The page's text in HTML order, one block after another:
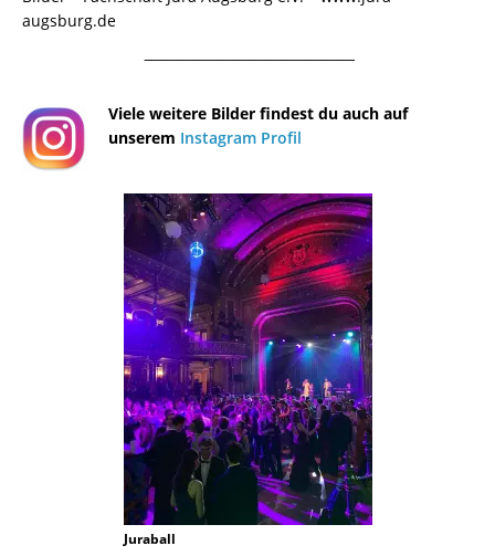
augsburg.de
¯¯¯¯¯¯¯¯¯¯¯¯¯¯¯¯¯¯¯¯¯¯¯¯¯¯¯¯¯¯¯¯¯¯¯¯¯¯
Viele weitere Bilder findest du auch auf
unserem Instagram Profil
Juraball